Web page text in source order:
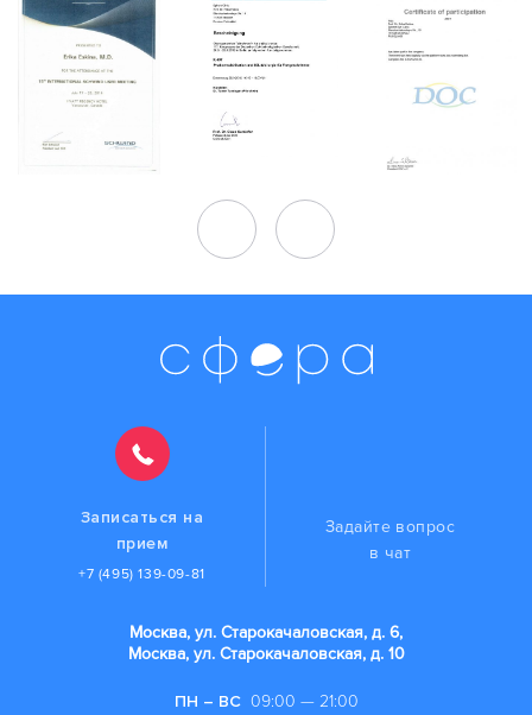
Записаться на
прием
+7 (495) 139-09-81
Задайте вопрос
в чат
Москва, ул. Старокачаловская, д. 6,
Москва, ул. Старокачаловская, д. 10
ПН – ВС 09:00 — 21:00